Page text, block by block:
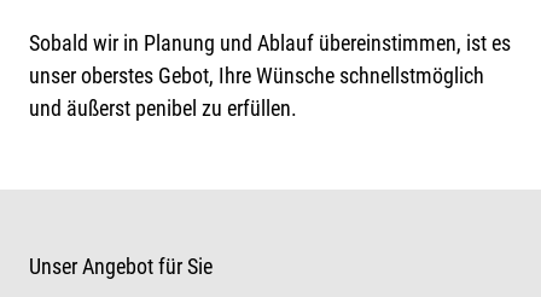
Sobald wir in Planung und Ablauf übereinstimmen, ist es
unser oberstes Gebot, Ihre Wünsche schnellstmöglich
und äußerst penibel zu erfüllen.
Unser Angebot für Sie